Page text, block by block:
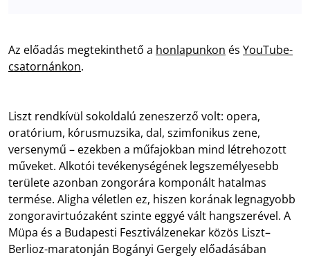
Az előadás megtekinthető a honlapunkon és YouTube-
csatornánkon.
Liszt rendkívül sokoldalú zeneszerző volt: opera,
oratórium, kórusmuzsika, dal, szimfonikus zene,
versenymű – ezekben a műfajokban mind létrehozott
műveket. Alkotói tevékenységének legszemélyesebb
területe azonban zongorára komponált hatalmas
termése. Aligha véletlen ez, hiszen korának legnagyobb
zongoravirtuózaként szinte eggyé vált hangszerével. A
Müpa és a Budapesti Fesztiválzenekar közös Liszt–
Berlioz-maratonján Bogányi Gergely előadásában